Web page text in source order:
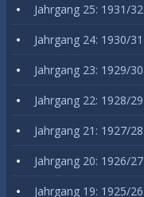
Jahrgang 25: 1931/32
Jahrgang 24: 1930/31
Jahrgang 23: 1929/30
Jahrgang 22: 1928/29
Jahrgang 21: 1927/28
Jahrgang 20: 1926/27
Jahrgang 19: 1925/26